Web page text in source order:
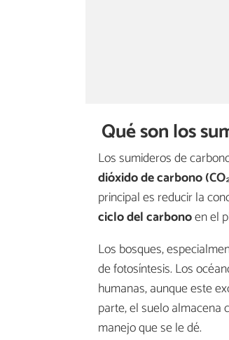
Qué son los
Los sumideros de
dióxido de carbono
principal es reducir la
ciclo del carbonoen el
Los bosques,
de fotosíntesis. Los
humanas, aunque este
parte, el suelo almacena
manejo que se le dé.